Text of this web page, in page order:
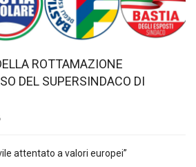
ROTTAMAZIONE
DEL SUPERSINDACO DI
attentato a valori europei”